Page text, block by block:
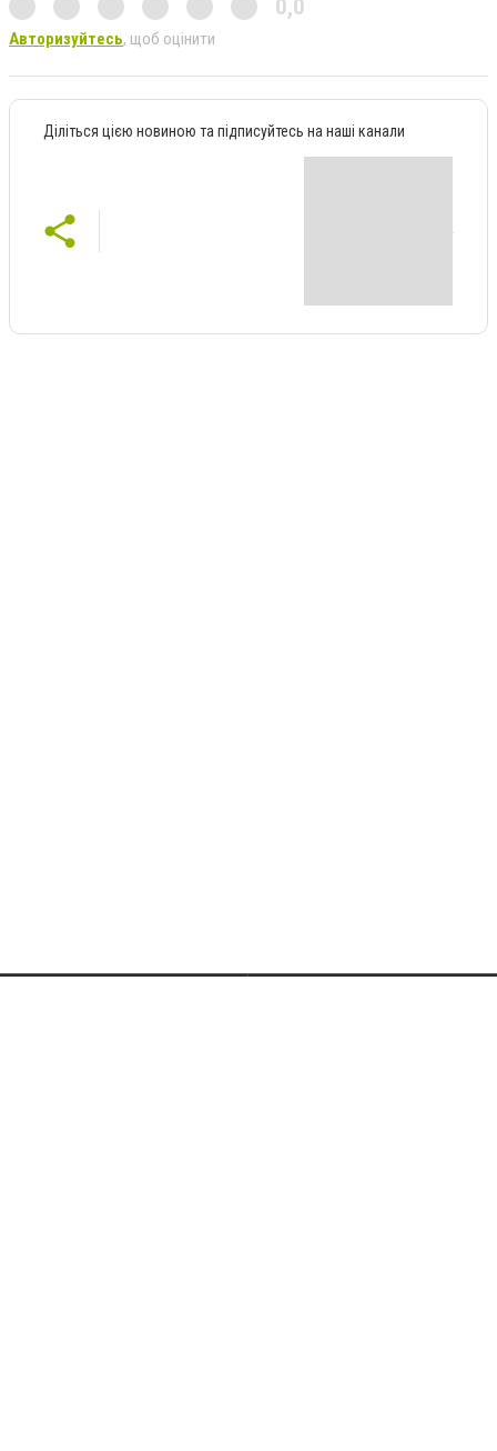
0,0
Авторизуйтесь, щоб оцінити
Діліться цією новиною та підписуйтесь на наші канали